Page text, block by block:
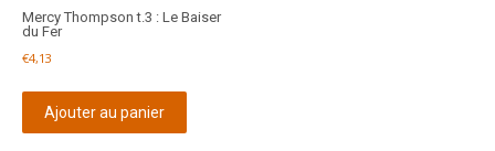
Mercy Thompson t.3 : Le Baiser
du Fer
€4,13
Ajouter au panier